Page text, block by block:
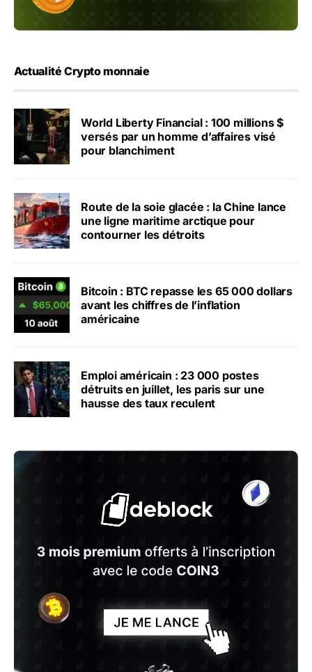
Actualité Crypto monnaie
World Liberty Financial : 100 millions $
versés par un homme d’affaires visé
pour blanchiment
Route de la soie glacée : la Chine lance
une ligne maritime arctique pour
contourner les détroits
Bitcoin : BTC repasse les 65 000 dollars
avant les chiffres de l’inflation
américaine
Emploi américain : 23 000 postes
détruits en juillet, les paris sur une
hausse des taux reculent